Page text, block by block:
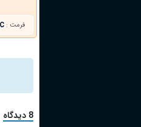
فرمت :
8 دیدگاه